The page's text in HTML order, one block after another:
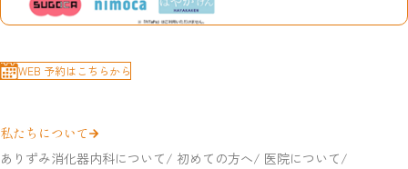
WEB 予約はこちらから
私たちについて
ありずみ消化器内科について
初めての方へ
医院について